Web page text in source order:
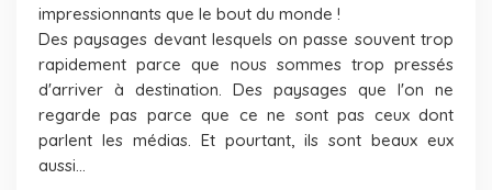
impressionnants que le bout du monde !
Des paysages devant lesquels on passe souvent trop
rapidement parce que nous sommes trop pressés
d'arriver à destination. Des paysages que l'on ne
regarde pas parce que ce ne sont pas ceux dont
parlent les médias. Et pourtant, ils sont beaux eux
aussi...